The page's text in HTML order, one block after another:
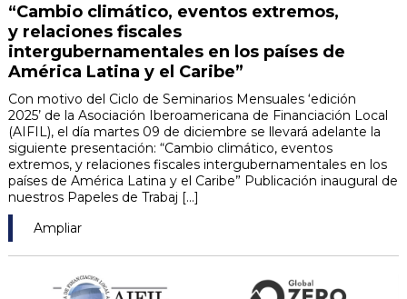
“Cambio climático, eventos extremos,
y relaciones fiscales
intergubernamentales en los países de
América Latina y el Caribe”
Con motivo del Ciclo de Seminarios Mensuales ‘edición
2025’ de la Asociación Iberoamericana de Financiación Local
(AIFIL), el día martes 09 de diciembre se llevará adelante la
siguiente presentación: “Cambio climático, eventos
extremos, y relaciones fiscales intergubernamentales en los
países de América Latina y el Caribe” Publicación inaugural de
nuestros Papeles de Trabaj [...]
Ampliar